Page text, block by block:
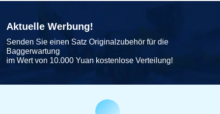
Aktuelle Werbung!
Senden Sie einen Satz Originalzubehör für die
Baggerwartung
im Wert von 10.000 Yuan kostenlose Verteilung!